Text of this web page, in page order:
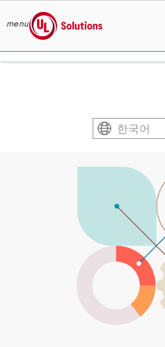
Skip to main content
menu
UL Solutions
한국어